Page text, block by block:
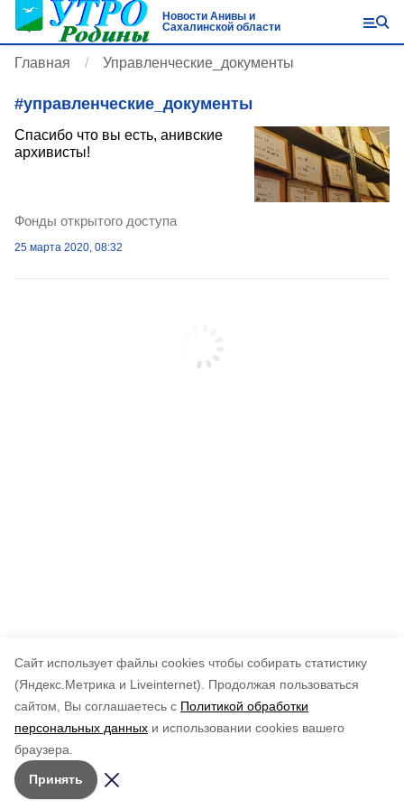
Cайт использует файлы cookies чтобы собирать статистику
(Яндекс.Метрика и Liveinternet).
Продолжая пользоваться
сайтом, Вы соглашаетесь с Политикой обработки
персональных данных и использовании cookies вашего
браузера.
Принять
Новости Анивы и
Сахалинской области
Главная Управленческие_документы
#управленческие_документы
Спасибо что вы есть, анивские
архивисты!
Фонды открытого доступа
25 марта 2020, 08:32